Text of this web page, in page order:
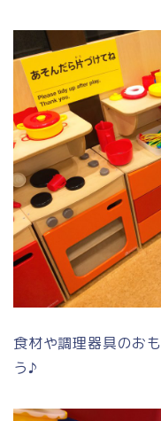
食材や調理器具のお
う♪